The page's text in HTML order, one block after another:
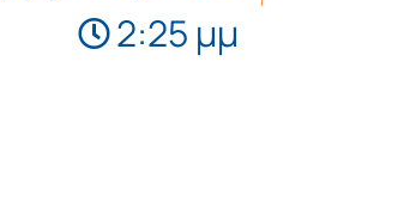
2:25 μμ